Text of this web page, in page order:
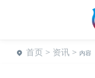
首页 > 资讯 > 内容